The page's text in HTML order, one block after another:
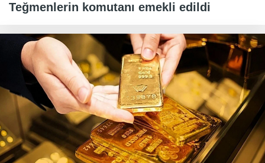
Teğmenlerin komutanı emekli edildi